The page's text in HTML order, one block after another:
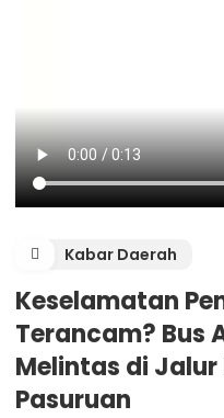
Kabar Daerah
Keselamatan
Terancam? Bus
Melintas di
Pasuruan